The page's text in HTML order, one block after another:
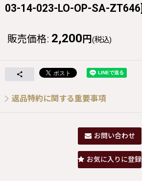
03-14-023-LO-OP-SA-ZT646]
販売価格: 2,200 円 (税込)
返品特約に関する重要事項
お問い合わせ
お気に入りに登録